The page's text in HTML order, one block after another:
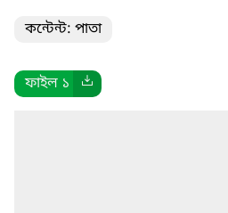
কন্টেন্ট: পাতা
ফাইল ১